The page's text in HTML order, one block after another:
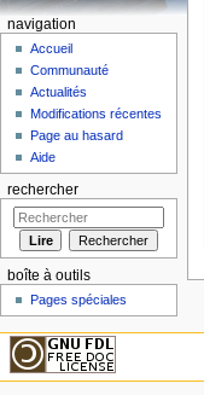
navigation
Accueil
Communauté
Actualités
Modifications récentes
Page au hasard
Aide
rechercher
boîte à outils
Pages spéciales